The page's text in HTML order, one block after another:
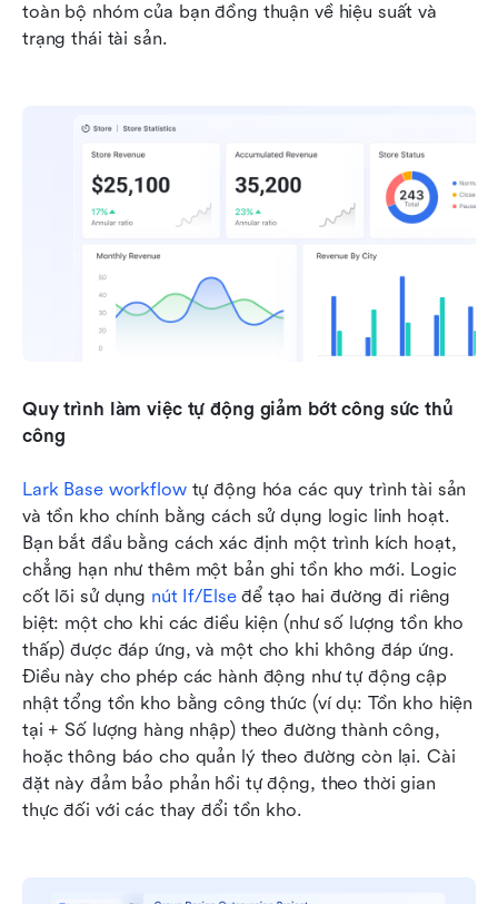
toàn bộ nhóm của bạn đồng thuận về hiệu suất và
trạng thái tài sản.
Quy trình làm việc tự động giảm bớt công sức thủ
công
Lark Base workflow tự động hóa các quy trình tài sản
và tồn kho chính bằng cách sử dụng logic linh hoạt.
Bạn bắt đầu bằng cách xác định một trình kích hoạt,
chẳng hạn như thêm một bản ghi tồn kho mới. Logic
cốt lõi sử dụng nút If/Else để tạo hai đường đi riêng
biệt: một cho khi các điều kiện (như số lượng tồn kho
thấp) được đáp ứng, và một cho khi không đáp ứng.
Điều này cho phép các hành động như tự động cập
nhật tổng tồn kho bằng công thức (ví dụ: Tồn kho hiện
tại + Số lượng hàng nhập) theo đường thành công,
hoặc thông báo cho quản lý theo đường còn lại. Cài
đặt này đảm bảo phản hồi tự động, theo thời gian
thực đối với các thay đổi tồn kho.